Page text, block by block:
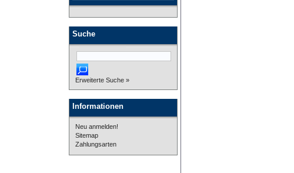
Suche
Erweiterte Suche »
Informationen
Neu anmelden!
Sitemap
Zahlungsarten